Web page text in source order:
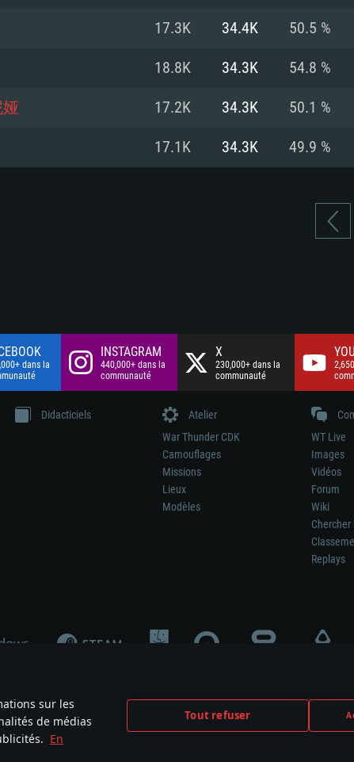
sur les
de médias
En
Tout refuser
Connection:
Disque dur: 75.9
Connection:
Disque dur: 62,2
haut débit
Disque dur: 60,2
17.3K 34.4K 50.5 %
18.8K 34.3K 54.8 %
17.2K 34.3K 50.1 %
17.1K 34.3K 49.9 %
dans la
INSTAGRAM
440,000+ dans la
communauté
X
230,000+ dans la
communauté
Didacticiels
Atelier
War Thunder CDK
Camouflages
Missions
Lieux
Modèles
WT Live
Images
Vidéos
Forum
Wiki
Replays
pas la participation au développement du jeu, le sponsoring ou à
are the property of their respective owners.